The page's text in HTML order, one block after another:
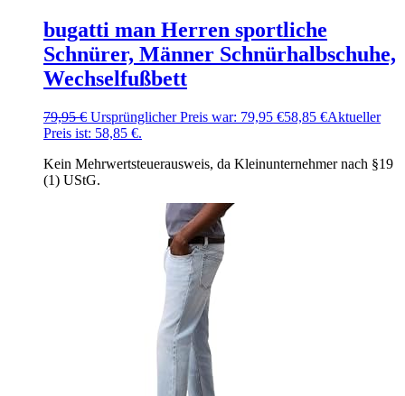
bugatti man Herren sportliche
Schnürer, Männer Schnürhalbschuhe,
Wechselfußbett
79,95€ Ursprünglicher Preis war: 79,95 €58,85 €Aktueller
Preis ist: 58,85 €.
Kein Mehrwertsteuerausweis, da Kleinunternehmer nach §19
(1) UStG.